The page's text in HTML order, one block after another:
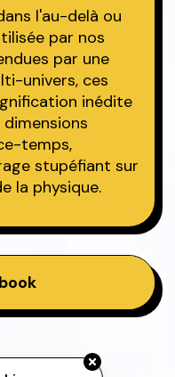
l'au-delà ou
par nos
par une
univers, ces
inédite
temps,
stupéfiant sur
la physique.